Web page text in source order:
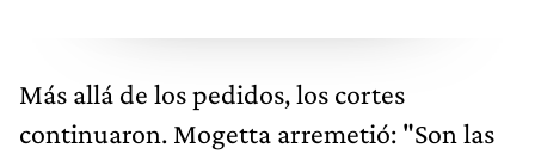
Más allá de los pedidos, los cortes
continuaron. Mogetta arremetió: "Son las